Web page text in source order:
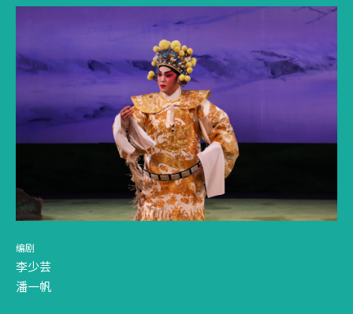
编剧
李少芸
潘一帆